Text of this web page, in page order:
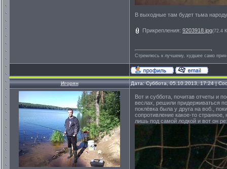
В выходные там будет тьма
Прикрепления: 9203918.jpg(72.4
Стремлюсь к лучшему, худшее само
Игорян Дата: Суббота, 05.10.2013, 17:24 |
Вот и суббота, почитав отчеты и
веслах, решили придерживаться
поклёвка была у друга на воб.,
сопротивление какое-то
лишь под самой лодкой и вот он